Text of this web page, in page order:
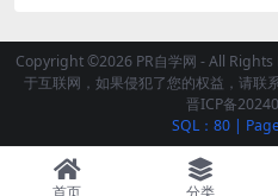
Copyright ©2026 PR自学网 - All Rights
于互联网，如果侵犯了您的权益，请联
晋ICP备
SQL：80 |
首页 分类